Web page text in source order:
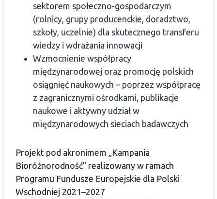
sektorem społeczno-gospodarczym
(rolnicy, grupy producenckie, doradztwo,
szkoły, uczelnie) dla skutecznego transferu
wiedzy i wdrażania innowacji
Wzmocnienie współpracy
międzynarodowej oraz promocję polskich
osiągnięć naukowych – poprzez współpracę
z zagranicznymi ośrodkami, publikacje
naukowe i aktywny udział w
międzynarodowych sieciach badawczych
Projekt pod akronimem „Kampania
Bioróżnorodność” realizowany w ramach
Programu Fundusze Europejskie dla Polski
Wschodniej 2021–2027